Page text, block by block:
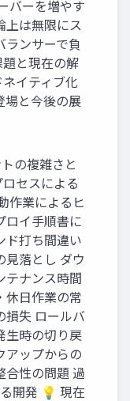
バーを増やす
は無限にス
ンサーで負
と現在の解
イティブ化
場と今後の展
の複雑さと
セスによる
作業によるヒ
イ手順書に
打ち間違い
落とし ダウ
ナンス時間
日作業の常
失 ロールバ
生時の切り戻
アップからの
性の問題 過
開発 💡 現在